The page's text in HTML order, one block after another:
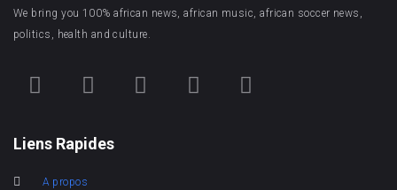
We bring you 100% african news, african music, african soccer news,
politics, health and culture.
Liens Rapides
A propos